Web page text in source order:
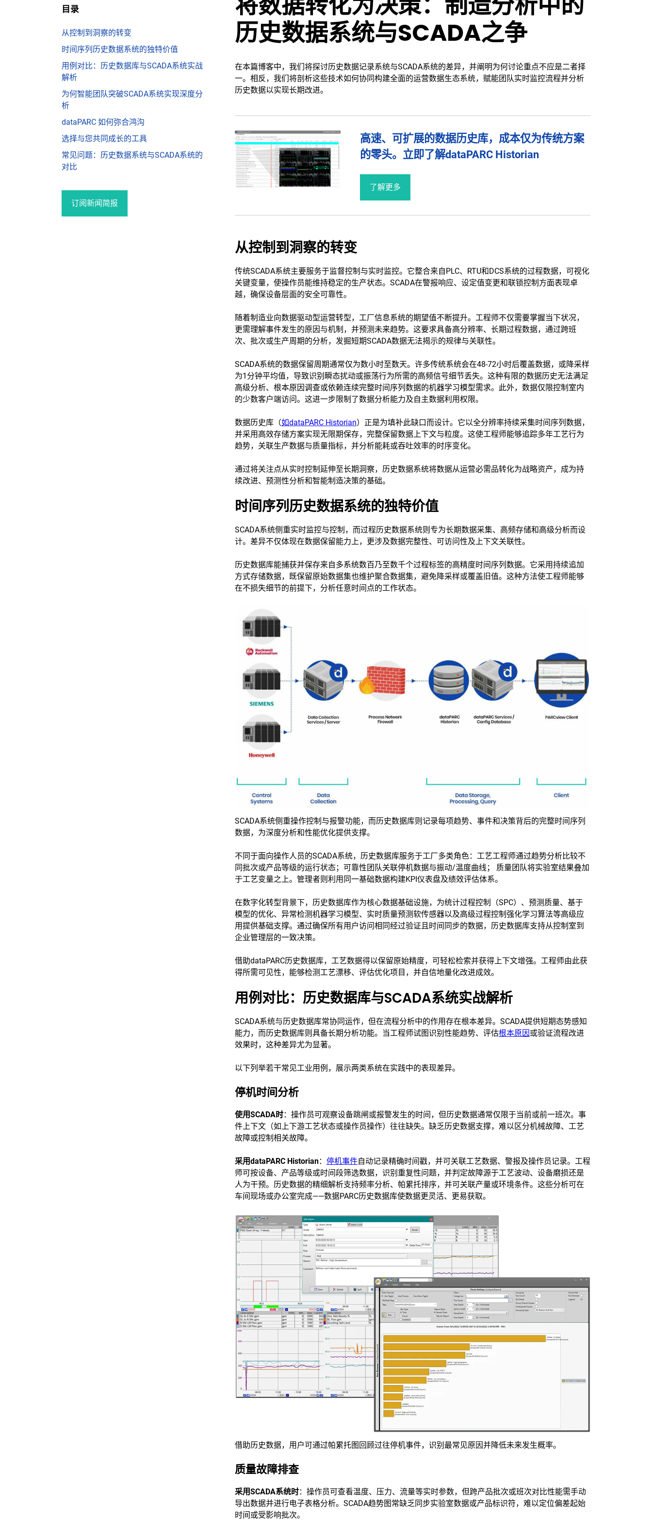
历史数据系统与SCADA之争
在本篇博客中，我们将探讨历史数据记录系统与SCADA系统的差异，并阐明为何讨论重点不应是二者择
一。相反，我们将剖析这些技术如何协同构建全面的运营数据生态系统，赋能团队实时监控流程并分析
历史数据以实现长期改进。
高速、可扩展的数据历史库，成本仅为传统方案
的零头。立即了解dataPARC Historian
了解更多
从控制到洞察的转变
传统SCADA系统主要服务于监督控制与实时监控。它整合来自PLC、RTU和DCS系统的过程数据，可视化
关键变量，使操作员能维持稳定的生产状态。SCADA在警报响应、设定值变更和联锁控制方面表现卓
越，确保设备层面的安全可靠性。
随着制造业向数据驱动型运营转型，工厂信息系统的期望值不断提升。工程师不仅需要掌握当下状况，
更需理解事件发生的原因与机制，并预测未来趋势。这要求具备高分辨率、长期过程数据，通过跨班
次、批次或生产周期的分析，发掘短期SCADA数据无法揭示的规律与关联性。
SCADA系统的数据保留周期通常仅为数小时至数天。许多传统系统会在48-72小时后覆盖数据，或降采样
为1分钟平均值，导致识别瞬态扰动或振荡行为所需的高频信号细节丢失。这种有限的数据历史无法满足
高级分析、根本原因调查或依赖连续完整时间序列数据的机器学习模型需求。此外，数据仅限控制室内
的少数客户端访问。这进一步限制了数据分析能力及自主数据利用权限。
数据历史库（如dataPARC Historian）正是为填补此缺口而设计。它以全分辨率持续采集时间序列数据，
并采用高效存储方案实现无限期保存，完整保留数据上下文与粒度。这使工程师能够追踪多年工艺行为
趋势，关联生产数据与质量指标，并分析能耗或吞吐效率的时序变化。
通过将关注点从实时控制延伸至长期洞察，历史数据系统将数据从运营必需品转化为战略资产，成为持
续改进、预测性分析和智能制造决策的基础。
时间序列历史数据系统的独特价值
SCADA系统侧重实时监控与控制，而过程历史数据系统则专为长期数据采集、高频存储和高级分析而设
计。差异不仅体现在数据保留能力上，更涉及数据完整性、可访问性及上下文关联性。
历史数据库能捕获并保存来自多系统数百乃至数千个过程标签的高精度时间序列数据。它采用持续追加
方式存储数据，既保留原始数据集也维护聚合数据集，避免降采样或覆盖旧值。这种方法使工程师能够
在不损失细节的前提下，分析任意时间点的工作状态。
SCADA系统侧重操作控制与报警功能，而历史数据库则记录每项趋势、事件和决策背后的完整时间序列
数据，为深度分析和性能优化提供支撑。
不同于面向操作人员的SCADA系统，历史数据库服务于工厂多类角色：工艺工程师通过趋势分析比较不
同批次或产品等级的运行状态；可靠性团队关联停机数据与振动/温度曲线； 质量团队将实验室结果叠加
于工艺变量之上。管理者则利用同一基础数据构建KPI仪表盘及绩效评估体系。
在数字化转型背景下，历史数据库作为核心数据基础设施，为统计过程控制（SPC）、预测质量、基于
模型的优化、异常检测机器学习模型、实时质量预测软传感器以及高级过程控制强化学习算法等高级应
用提供基础支撑。通过确保所有用户访问相同经过验证且时间同步的数据，历史数据库支持从控制室到
企业管理层的一致决策。
借助dataPARC历史数据库，工艺数据得以保留原始精度，可轻松检索并获得上下文增强。工程师由此获
得所需可见性，能够检测工艺漂移、评估优化项目，并自信地量化改进成效。
用例对比：历史数据库与SCADA系统实战解析
SCADA系统与历史数据库常协同运作，但在流程分析中的作用存在根本差异。SCADA提供短期态势感知
能力，而历史数据库则具备长期分析功能。当工程师试图识别性能趋势、评估根本原因 或验证流程改进
效果时，这种差异尤为显著。
以下列举若干常见工业用例，展示两类系统在实践中的表现差异。
停机时间分析
使用SCADA时：操作员可观察设备跳闸或报警发生的时间，但历史数据通常仅限于当前或前一班次。事
件上下文（如上下游工艺状态或操作员操作）往往缺失。缺乏历史数据支撑，难以区分机械故障、工艺
故障或控制相关故障。
采用dataPARC Historian： 停机事件自动记录精确时间戳，并可关联工艺数据、警报及操作员记录。工程
师可按设备、产品等级或时间段筛选数据，识别重复性问题，并判定故障源于工艺波动、设备磨损还是
人为干预。历史数据的精细解析支持频率分析、帕累托排序，并可关联产量或环境条件。这些分析可在
车间现场或办公室完成——数据PARC历史数据库使数据更灵活、更易获取。
借助历史数据，用户可通过帕累托图回顾过往停机事件，识别最常见原因并降低未来发生概率。
质量故障排查
采用SCADA系统时：操作员可查看温度、压力、流量等实时参数，但跨产品批次或班次对比性能需手动
导出数据并进行电子表格分析。SCADA趋势图常缺乏同步实验室数据或产品标识符，难以定位偏差起始
时间或受影响批次。
目录
从控制到洞察的转变
时间序列历史数据系统的独特价值
用例对比：历史数据库与SCADA系统实战
解析
为何智能团队突破SCADA系统实现深度分
析
dataPARC 如何弥合鸿沟
选择与您共同成长的工具
常见问题：历史数据系统与SCADA系统的
对比
订阅新闻简报